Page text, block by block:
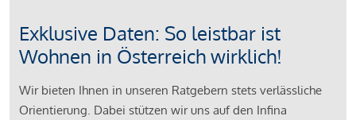
Exklusive Daten: So leistbar ist
Wohnen in Österreich wirklich!
Wir bieten Ihnen in unseren Ratgebern stets verlässliche
Orientierung. Dabei stützen wir uns auf den Infina